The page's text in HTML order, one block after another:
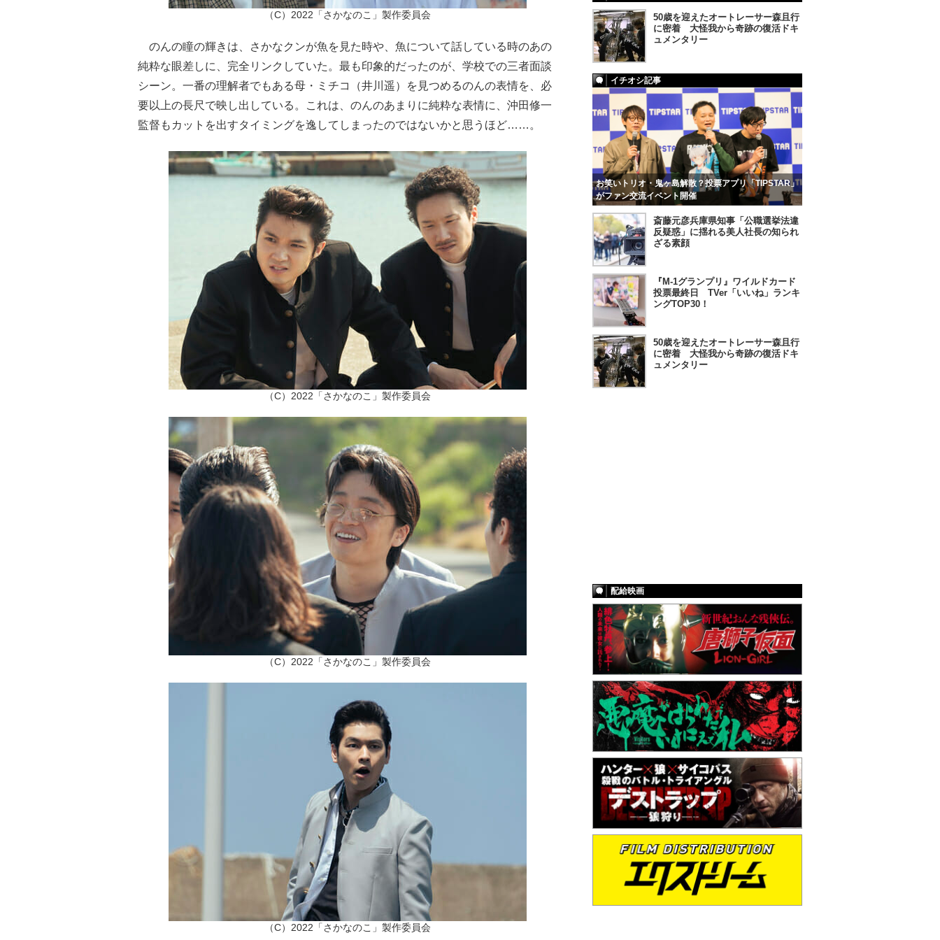
（C）2022「さかなのこ」製作委員会
のんの瞳の輝きは、さかなクンが魚を見た時や、魚について話している時のあの
純粋な眼差しに、完全リンクしていた。最も印象的だったのが、学校での三者面談
シーン。一番の理解者でもある母・ミチコ（井川遥）を見つめるのんの表情を、必
要以上の長尺で映し出している。これは、のんのあまりに純粋な表情に、沖田修一
監督もカットを出すタイミングを逸してしまったのではないかと思うほど……。
（C）2022「さかなのこ」製作委員会
（C）2022「さかなのこ」製作委員会
（C）2022「さかなのこ」製作委員会
50歳を迎えたオートレーサー森且行
に密着 大怪我から奇跡の復活ドキ
ュメンタリー
イチオシ記事
お笑いトリオ・鬼ヶ島解散？投票アプリ「TIPSTAR」
がファン交流イベント開催
斎藤元彦兵庫県知事「公職選挙法違
反疑惑」に揺れる美人社長の知られ
ざる素顔
『M-1グランプリ』ワイルドカード
投票最終日 TVer「いいね」ランキ
ングTOP30！
50歳を迎えたオートレーサー森且行
に密着 大怪我から奇跡の復活ドキ
ュメンタリー
配給映画